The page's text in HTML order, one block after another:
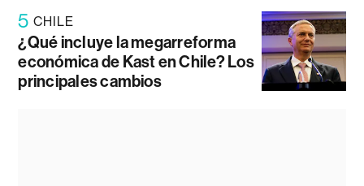
5 CHILE
¿Qué incluye la megarreforma
económica de Kast en Chile? Los
principales cambios